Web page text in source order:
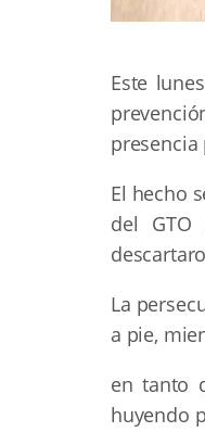
Este
El hecho
del GTO
La
a pie,
en tanto
huyendo